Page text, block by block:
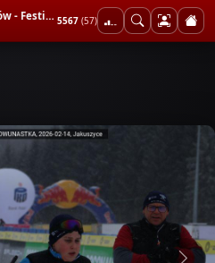
50. Bieg Piastów - Festiwal Narciarstwa Biegowego RODZINNA DWUNASTKA 5567 (57)